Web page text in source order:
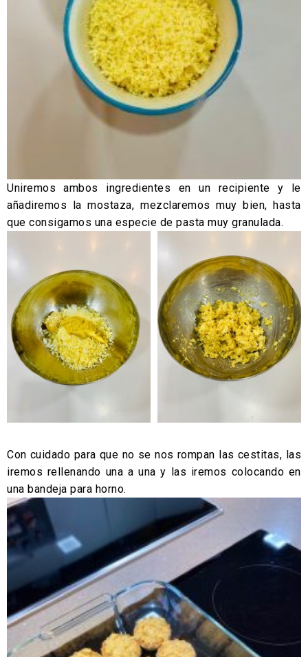
Uniremos ambos ingredientes en un recipiente y le
añadiremos la mostaza, mezclaremos muy bien, hasta
que consigamos una especie de pasta muy granulada.
Con cuidado para que no se nos rompan las cestitas, las
iremos rellenando una a una y las iremos colocando en
una bandeja para horno.